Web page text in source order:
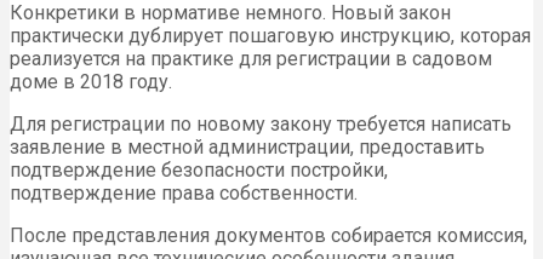
Конкретики в нормативе немного. Новый закон
практически дублирует пошаговую инструкцию, которая
реализуется на практике для регистрации в садовом
доме в 2018 году.
Для регистрации по новому закону требуется написать
заявление в местной администрации, предоставить
подтверждение безопасности постройки,
подтверждение права собственности.
После представления документов собирается комиссия,